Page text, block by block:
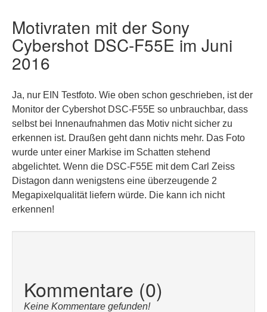
Motivraten mit der Sony
Cybershot DSC-F55E im Juni
2016
Ja, nur EIN Testfoto. Wie oben schon geschrieben, ist der
Monitor der Cybershot DSC-F55E so unbrauchbar, dass
selbst bei Innenaufnahmen das Motiv nicht sicher zu
erkennen ist. Draußen geht dann nichts mehr. Das Foto
wurde unter einer Markise im Schatten stehend
abgelichtet. Wenn die DSC-F55E mit dem Carl Zeiss
Distagon dann wenigstens eine überzeugende 2
Megapixelqualität liefern würde. Die kann ich nicht
erkennen!
Kommentare (0)
Keine Kommentare gefunden!